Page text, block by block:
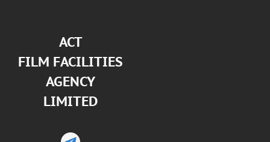
АСТ
FILM FACILITIES
AGENCY
LIMITED